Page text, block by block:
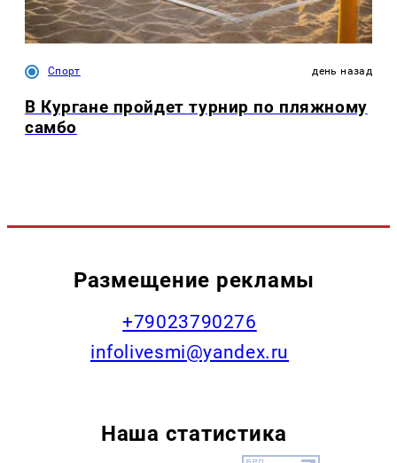
Спорт день назад
В Кургане пройдет турнир по пляжному
самбо
Размещение рекламы
+79023790276
infolivesmi@yandex.ru
Наша статистика